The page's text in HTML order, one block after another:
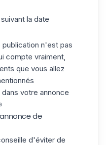
la date
publication n'est pas
compte vraiment,
que vous allez
votre annonce
de
d'éviter de